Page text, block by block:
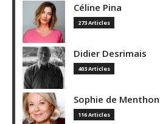
Céline Pina
273 Articles
Didier Desrimais
403 Articles
Sophie de Menthon
116 Articles